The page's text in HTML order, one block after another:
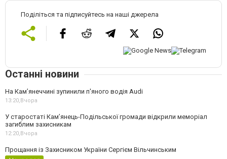
Поділіться та підписуйтесь на наші джерела
Останні новини
На Камʼянеччині зупинили п'яного водія Audi
13:20,Вчора
У старостаті Кам’янець-Подільської громади відкрили меморіал
загиблим захисникам
12:20,Вчора
Прощання із Захисником України Сергієм Вільчинським